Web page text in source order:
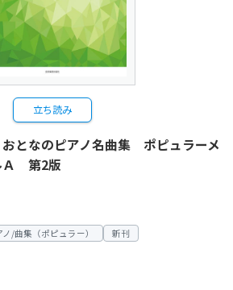
立ち読み
となのピアノ名曲集 ポピュラーメ
Ａ 第2版
ノ/曲集（ポピュラー） 新刊